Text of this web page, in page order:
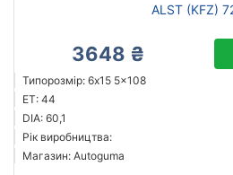
ALST (KFZ)
3648 ₴
Типорозмір: 6x15 5x108
ET: 44
DIA: 60,1
Рік виробництва:
Магазин: Autoguma